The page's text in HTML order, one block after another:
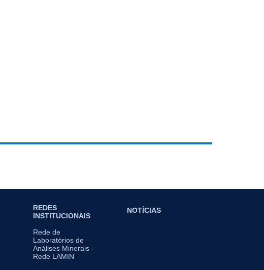
REDES
INSTITUCIONAIS
Rede de
Laboratórios de
Análises Minerais -
Rede LAMIN
NOTÍCIAS